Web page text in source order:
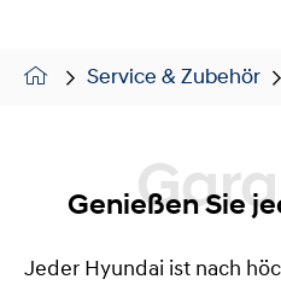
Service & Zubehör
Garantie.
Genießen Sie
Jeder Hyundai ist nach